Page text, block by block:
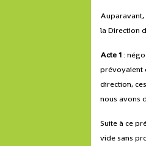
Auparavant,
la Direction
Acte 1:
prévoyaient
direction,
nous avons
Suite à ce
vide sans